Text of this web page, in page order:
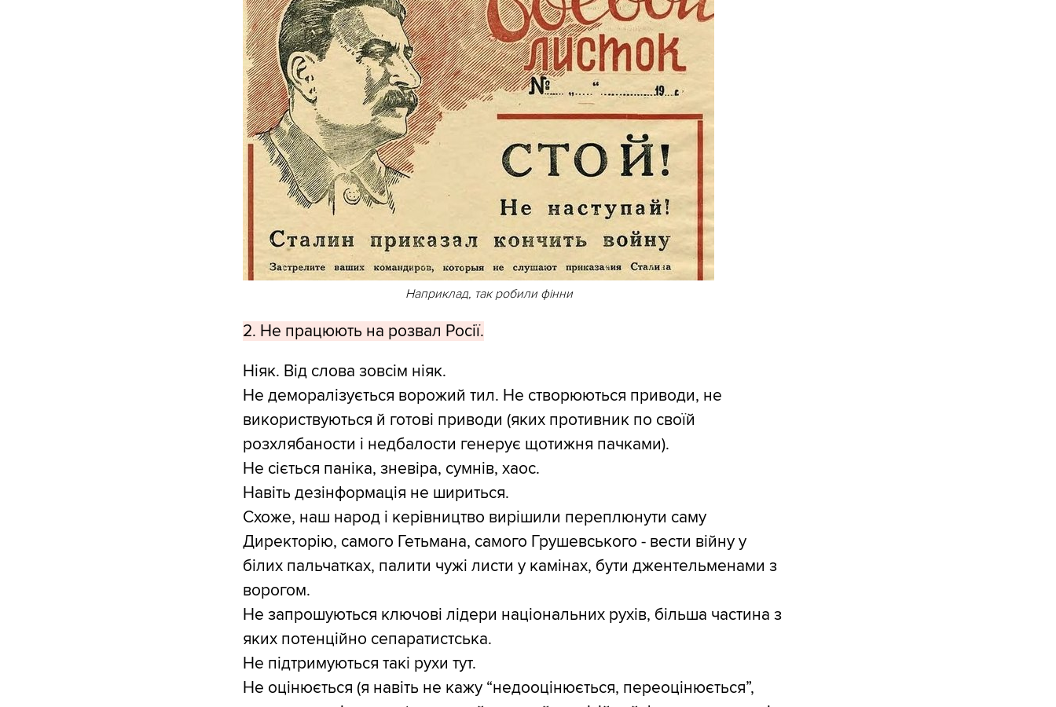
Наприклад, так робили фінни
2. Не працюють на розвал Росії.
Ніяк. Від слова зовсім ніяк.
Не деморалізується ворожий тил. Не створюються приводи, не
використвуються й готові приводи (яких противник по своїй
розхлябаности і недбалости генерує щотижня пачками).
Не сіється паніка, зневіра, сумнів, хаос.
Навіть дезінформація не шириться.
Схоже, наш народ і керівництво вирішили переплюнути саму
Директорію, самого Гетьмана, самого Грушевського - вести війну у
білих пальчатках, палити чужі листи у камінах, бути джентельменами з
ворогом.
Не запрошуються ключові лідери національних рухів, більша частина з
яких потенційно сепаратистська.
Не підтримуються такі рухи тут.
Не оцінюється (я навіть не кажу “недооцінюється, переоцінюється”,